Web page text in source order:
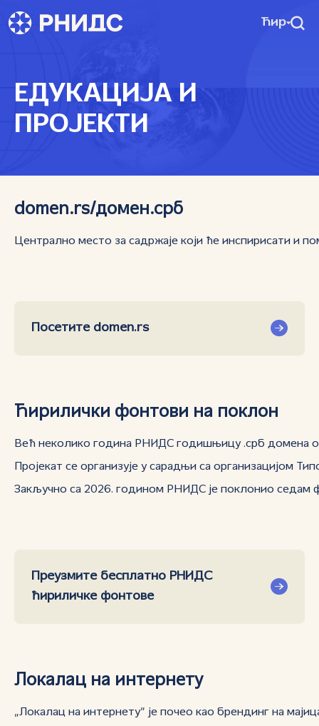
Ћир
ЕДУКАЦИЈА И
ПРОЈЕКТИ
domen.rs/домен.срб
Централно место за садржаје који ће инспирисати и
Посетите domen.rs
Ћирилички фонтови на поклон
Већ неколико година РНИДС годишњицу .срб домена
Пројекат се организује у сарадњи са организацијом
Закључно са 2026. годином РНИДС је поклонио седам
Преузмите бесплатно РНИДС
ћириличке фонтове
Локалац на интернету
„Локалац на интернету” је почео као брендинг на